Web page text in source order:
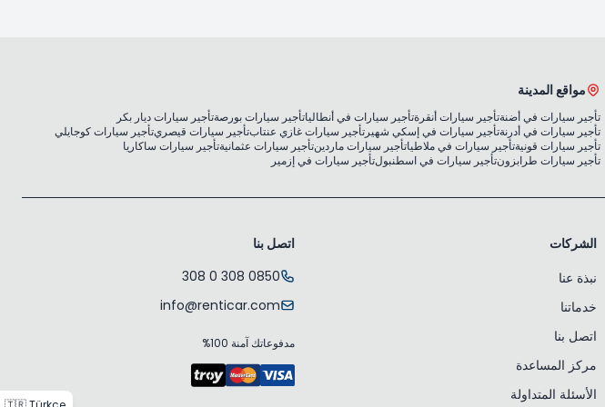
مواقع المدينة
تأجير سيارات في أضنةتأجير سيارات أنقرةتأجير سيارات في أنطالياتأجير سيارات بورصةتأجير سيارات ديار بكر
تأجير سيارات في أدرنةتأجير سيارات في إسكي شهيرتأجير سيارات غازي عنتابتأجير سيارات قيصريتأجير سيارات كوجايلي
تأجير سيارات قونيةتأجير سيارات في ملاطياتأجير سيارات ماردينتأجير سيارات عثمانيةتأجير سيارات ساكاريا
تأجير سيارات طرابزونتأجير سيارات في اسطنبولتأجير سيارات في إزمير
الشركات
نبذة عنا
خدماتنا
اتصل بنا
مركز المساعدة
الأسئلة المتداولة
اتصل بنا
0850 308 0 308
info@renticar.com
مدفوعاتك آمنة 100%